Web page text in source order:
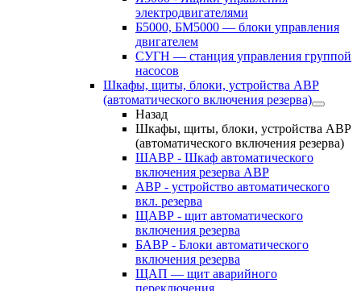
электродвигателями
Б5000, БМ5000 — блоки управления
двигателем
СУГН — станция управления группой
насосов
Шкафы, щиты, блоки, устройства АВР
(автоматического включения резерва)
Назад
Шкафы, щиты, блоки, устройства АВР
(автоматического включения резерва)
ШАВР - Шкаф автоматического
включения резерва АВР
АВР - устройство автоматического
вкл. резерва
ЩАВР - щит автоматического
включения резерва
БАВР - Блоки автоматического
включения резерва
ЩАП — щит аварийного
переключения